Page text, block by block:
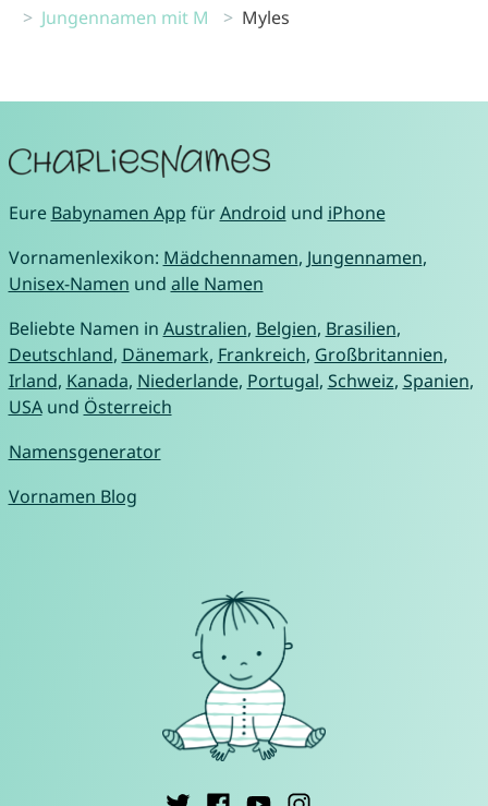
Jungennamen mit M
Myles
Eure Babynamen App fürAndroid und iPhone
Vornamenlexikon: Mädchennamen, Jungennamen,
Unisex-Namen und alle Namen
Beliebte Namen in Australien, Belgien, Brasilien,
Deutschland, Dänemark, Frankreich, Großbritannien,
Irland, Kanada, Niederlande, Portugal, Schweiz, Spanien,
USAund Österreich
Namensgenerator
Vornamen Blog